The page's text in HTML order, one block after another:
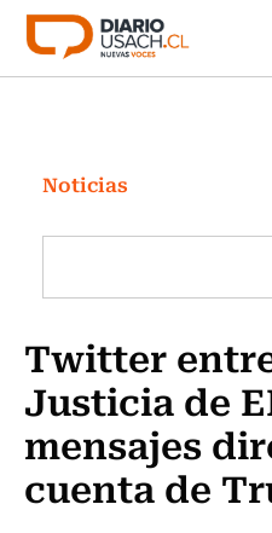
Click acá para ir
Investigación
Cultura
Programas Radio y
Noticias
Twitter
Justicia de
mensajes
cuenta de